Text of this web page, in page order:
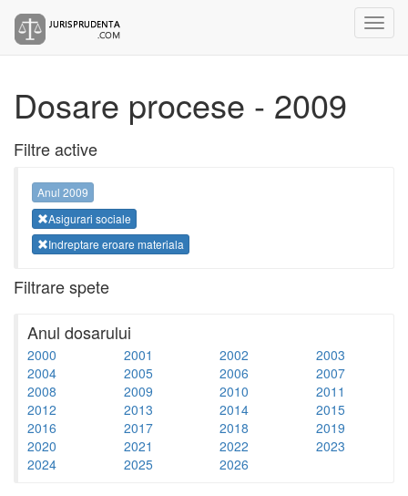
Dosare procese - 2009
Filtre active
Anul 2009
Asigurari sociale
Indreptare eroare materiala
Filtrare spete
Anul dosarului
2000 2001 2002
2003
2004
2005 2006
2007
2008
2009 2010
2011
2012
2013 2014
2015
2016
2017 2018
2019
2020
2021 2022
2023
2024
2025 2026